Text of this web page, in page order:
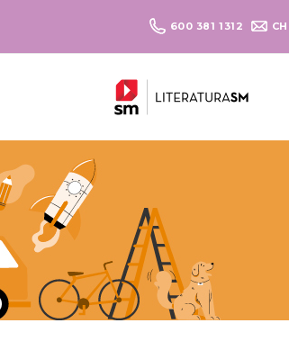
600 381 1312